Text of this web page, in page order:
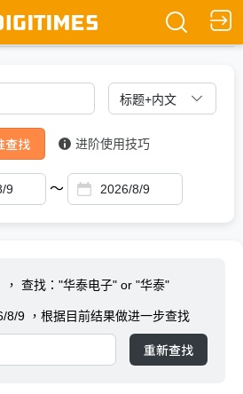
Ask DIGITIMES
查找 进阶使用技巧
～
查找："华泰电子" or "华泰"
8/9 ，根据目前结果做进一步查找
重新查找